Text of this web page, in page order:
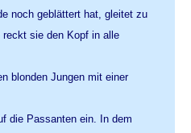
noch geblättert hat, gleitet zu
reckt sie den Kopf in alle
blonden Jungen mit einer
die Passanten ein. In dem